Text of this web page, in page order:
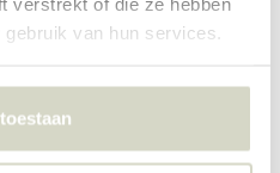
van hun services.